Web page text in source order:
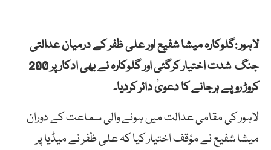
لاہور :گلوکارہ میشا شفیع اور علی ظفر کے درمیان عدالتی
جنگ شدت اختیار کرگئی اور گلوکارہ نے بھی ادکار پر 200
کروڑ روپے ہرجانے کا دعویٰ دائر کردیا۔
لاہور کی مقامی عدالت میں ہونے والی سماعت کے دوران
میشا شفیع نے مؤقف اختیار کیا کہ علی ظفر نے میڈیا پر